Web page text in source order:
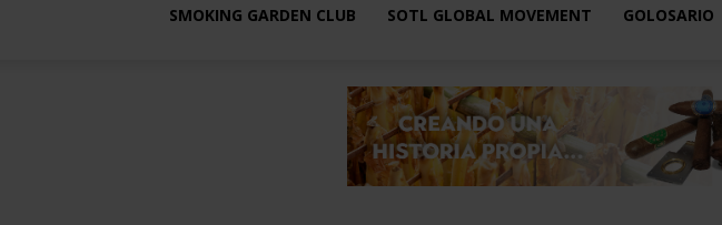
Latino
SMOKING GARDEN CLUB SOTL GLOBAL MOVEMENT GOLOSARIO